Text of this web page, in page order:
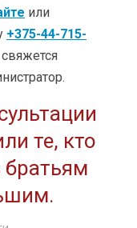
или
+375-44-715-
те, кто
братьям